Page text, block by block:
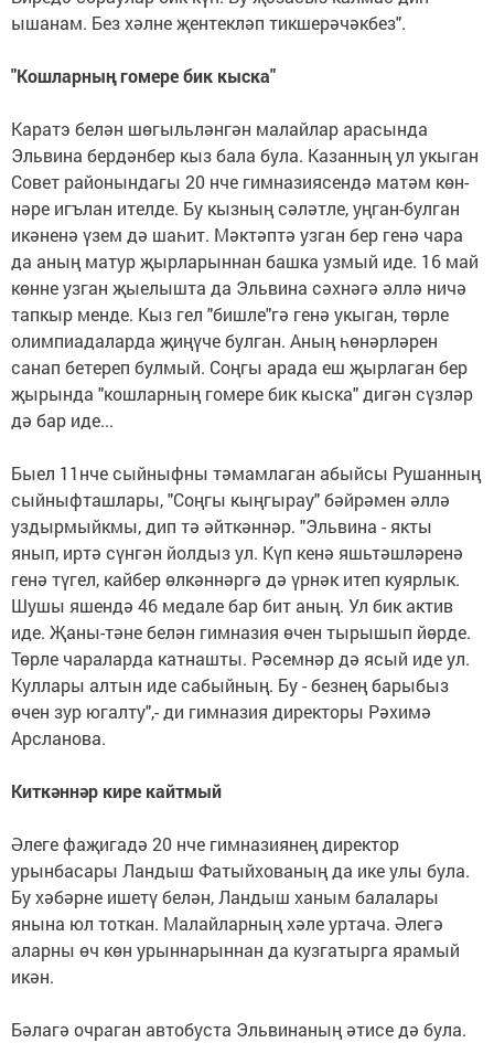
ышанам. Без хәлне җен­текләп тик­шерәчәкбез".
"Кошларның гомере бик кыска"
Каратэ белән шөгыль­ләнгән малайлар арасында
Эльвина бердәнбер кыз бала була. Казанның ул укыган
Совет районындагы 20 нче гимназиясендә матәм көн­
нәре игълан ителде. Бу кыз­ның сәләтле, уңган-булган
икәненә үзем дә шаһит. Мәктәптә узган бер генә чара
да аның матур җыр­ла­рыннан башка узмый иде. 16 май
көнне узган җые­лышта да Эльвина сәхнәгә әллә ничә
тапкыр менде. Кыз гел "бишле"гә генә укыган, төрле
олимпиадаларда җиңүче булган. Аның һө­нәрләрен
санап бетереп булмый. Соңгы арада еш җырлаган бер
җырында "кошларның гомере бик кыска" дигән сүзләр
дә бар иде...
Быел 11нче сыйныфны тәмамлаган абыйсы Рушан­ның
сыйныфташлары, "Соң­гы кыңгырау" бәйрәмен әллә
уздырмыйкмы, дип тә әйткәннәр. "Эльвина - якты
янып, иртә сүнгән йолдыз ул. Күп кенә яшьтәшләренә
генә түгел, кайбер өлкән­нәргә дә үрнәк итеп куярлык.
Шушы яшендә 46 медале бар бит аның. Ул бик актив
иде. Җаны-тәне белән гимназия өчен тырышып йөрде.
Төрле чараларда катнашты. Рәсемнәр дә ясый иде ул.
Куллары алтын иде сабыйның. Бу - безнең барыбыз
өчен зур югалту",- ди гимназия директоры Рәхимә
Арсланова.
Киткәннәр кире кайтмый
Әлеге фаҗигадә 20 нче гимназиянең директор
урынбасары Ландыш Фа­тыйхованың да ике улы була.
Бу хәбәрне ишетү белән, Ландыш ханым балалары
янына юл тоткан. Малай­ларның хәле уртача. Әлегә
аларны өч көн урыннарыннан да кузгатырга ярамый
икән.
Бәлагә очраган автобуста Эльвинаның әтисе дә була.